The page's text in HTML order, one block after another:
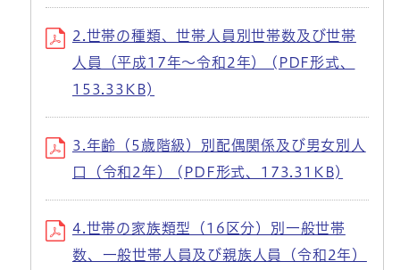
2.世帯の種類、世帯人員別世帯数及び世帯
人員（平成17年～令和2年） (PDF形式、
153.33KB)
3.年齢（5歳階級）別配偶関係及び男女別人
口（令和2年） (PDF形式、173.31KB)
4.世帯の家族類型（16区分）別一般世帯
数、一般世帯人員及び親族人員（令和2年）